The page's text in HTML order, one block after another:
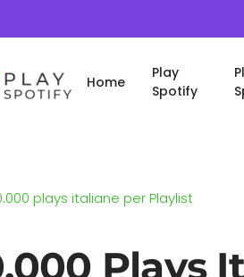
Home
Play
Spotify
plays italiane per Playlist
Plays